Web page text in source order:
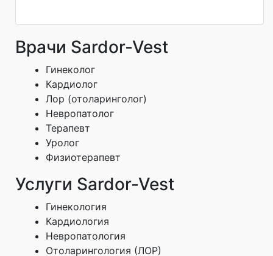
Врачи Sardor-Vest
Гинеколог
Кардиолог
Лор (отоларинголог)
Невропатолог
Терапевт
Уролог
Физиотерапевт
Услуги Sardor-Vest
Гинекология
Кардиология
Невропатология
Отоларингология (ЛОР)